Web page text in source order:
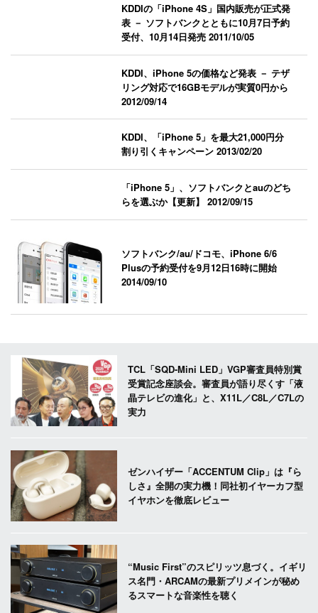
KDDIの「iPhone 4S」国内販売が正式発
表 － ソフトバンクとともに10月7日予約
受付、10月14日発売2011/10/05
KDDI、iPhone 5の価格など発表 － テザ
リング対応で16GBモデルが実質0円から
2012/09/14
KDDI、「iPhone 5」を最大21,000円分
割り引くキャンペーン2013/02/20
「iPhone 5」、ソフトバンクとauのどち
らを選ぶか【更新】2012/09/15
ソフトバンク/au/ドコモ、iPhone 6/6
Plusの予約受付を9月12日16時に開始
2014/09/10
TCL「SQD-Mini LED」VGP審査員特別賞
受賞記念座談会。審査員が語り尽くす「液
晶テレビの進化」と、X11L／C8L／C7Lの
実力
ゼンハイザー「ACCENTUM Clip」は『ら
しさ』全開の実力機！同社初イヤーカフ型
イヤホンを徹底レビュー
“Music First”のスピリッツ息づく。イギリ
ス名門・ARCAMの最新プリメインが秘め
るスマートな音楽性を聴く